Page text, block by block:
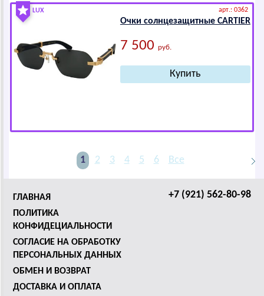
LUX арт.: 0362
Очки солнцезащитные САRTIЕR
7 500 руб.
1 2 3 4 5 6 Все
+7 (921) 562-80-98
ГЛАВНАЯ
ПОЛИТИКА
КОНФИДЕЦИАЛЬНОСТИ
СОГЛАСИЕ НА ОБРАБОТКУ
ПЕРСОНАЛЬНЫХ ДАННЫХ
ОБМЕН И ВОЗВРАТ
ДОСТАВКА И ОПЛАТА